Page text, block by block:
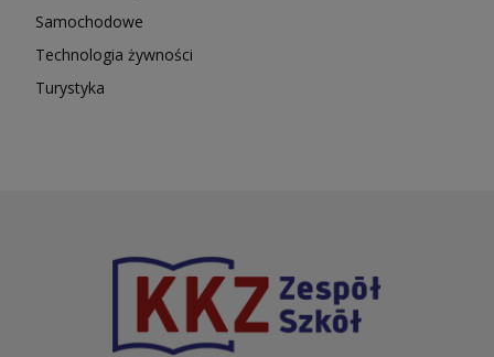
Samochodowe
Technologia żywności
Turystyka